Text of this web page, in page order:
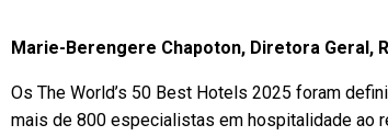
Marie-Berengere Chapoton, Diretora Geral,
Os The World’s 50 Best Hotels 2025 foram
mais de 800 especialistas em hospitalidade ao